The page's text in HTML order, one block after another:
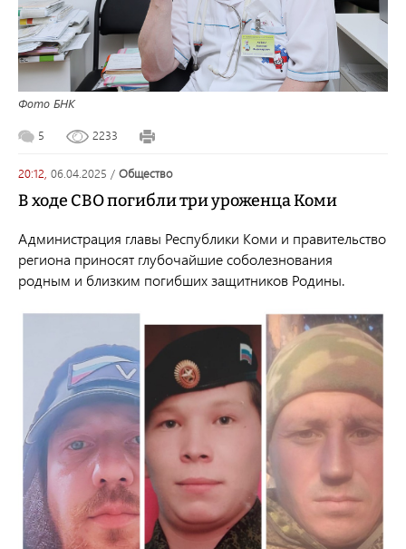
Фото БНК
5 2233
20:12, 06.04.2025 / общество
В ходе СВО погибли три уроженца Коми
Администрация главы Республики Коми и правительство
региона приносят глубочайшие соболезнования
родным и близким погибших защитников Родины.